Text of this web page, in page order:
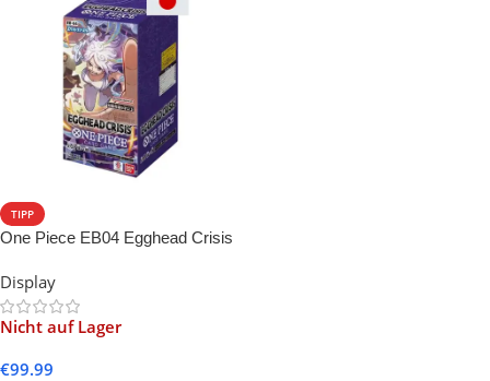
TIPP
One Piece EB04 Egghead Crisis
Display
Nicht auf Lager
€99.99